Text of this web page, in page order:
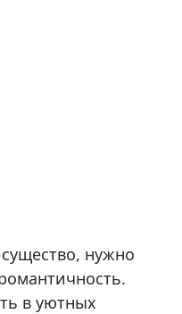
нужно
в уютных